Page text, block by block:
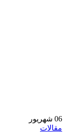
06 شهریور
مقالات